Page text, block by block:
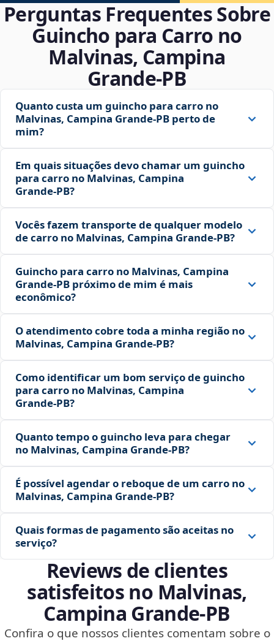
Perguntas Frequentes Sobre
Guincho para Carro no
Malvinas, Campina
Grande‑PB
Quanto custa um guincho para carro no
Malvinas, Campina Grande‑PB perto de
mim?
Em quais situações devo chamar um guincho
para carro no Malvinas, Campina
Grande‑PB?
Vocês fazem transporte de qualquer modelo
de carro no Malvinas, Campina Grande‑PB?
Guincho para carro no Malvinas, Campina
Grande‑PB próximo de mim é mais
econômico?
O atendimento cobre toda a minha região no
Malvinas, Campina Grande‑PB?
Como identificar um bom serviço de guincho
para carro no Malvinas, Campina
Grande‑PB?
Quanto tempo o guincho leva para chegar
no Malvinas, Campina Grande‑PB?
É possível agendar o reboque de um carro no
Malvinas, Campina Grande‑PB?
Quais formas de pagamento são aceitas no
serviço?
Reviews de clientes
satisfeitos no Malvinas,
Campina Grande‑PB
Confira o que nossos clientes comentam sobre o